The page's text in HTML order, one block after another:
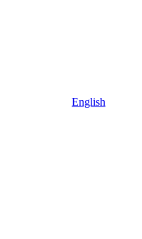
English